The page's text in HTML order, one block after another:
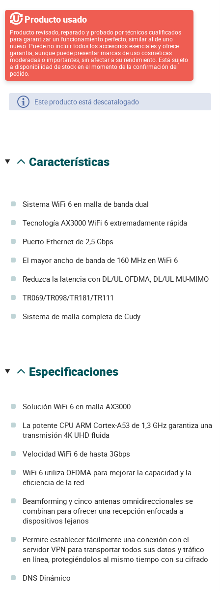
Producto usado
Producto revisado, reparado y probado por técnicos cualificados
para garantizar un funcionamiento perfecto, similar al de uno
nuevo. Puede no incluir todos los accesorios esenciales y ofrece
garantía, aunque puede presentar marcas de uso cosméticas
moderadas o importantes, sin afectar a su rendimiento. Está sujeto
a disponibilidad de stock en el momento de la confirmación del
pedido.
Este producto está descatalogado
características
Sistema WiFi 6 en malla de banda dual
Tecnología AX3000 WiFi 6 extremadamente rápida
Puerto Ethernet de 2,5 Gbps
El mayor ancho de banda de 160 MHz en WiFi 6
Reduzca la latencia con DL/UL OFDMA, DL/UL MU-MIMO
TR069/TR098/TR181/TR111
Sistema de malla completa de Cudy
especificaciones
Solución WiFi 6 en malla AX3000
La potente CPU ARM Cortex-A53 de 1,3 GHz garantiza una
transmisión 4K UHD fluida
Velocidad WiFi 6 de hasta 3Gbps
WiFi 6 utiliza OFDMA para mejorar la capacidad y la
eficiencia de la red
Beamforming y cinco antenas omnidireccionales se
combinan para ofrecer una recepción enfocada a
dispositivos lejanos
Permite establecer fácilmente una conexión con el
servidor VPN para transportar todos sus datos y tráfico
en línea, protegiéndolos al mismo tiempo con su cifrado
DNS Dinámico